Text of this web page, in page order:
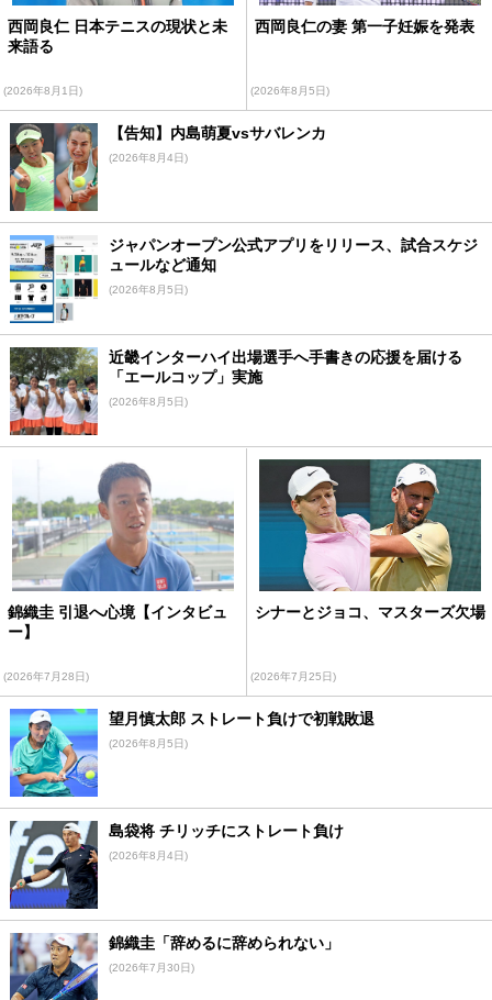
西岡良仁 日本テニスの現状と未
来語る
(2026年8月1日)
西岡良仁の妻 第一子妊娠を発表
(2026年8月5日)
【告知】内島萌夏vsサバレンカ
(2026年8月4日)
ジャパンオープン公式アプリをリリース、試合スケジ
ュールなど通知
(2026年8月5日)
近畿インターハイ出場選手へ手書きの応援を届ける
「エールコップ」実施
(2026年8月5日)
錦織圭 引退へ心境【インタビュ
ー】
(2026年7月28日)
シナーとジョコ、マスターズ欠場
(2026年7月25日)
望月慎太郎 ストレート負けで初戦敗退
(2026年8月5日)
島袋将 チリッチにストレート負け
(2026年8月4日)
錦織圭「辞めるに辞められない」
(2026年7月30日)